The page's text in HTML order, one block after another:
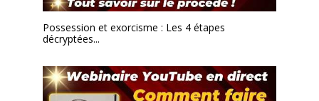
Possession et exorcisme : Les 4 étapes
décryptées...